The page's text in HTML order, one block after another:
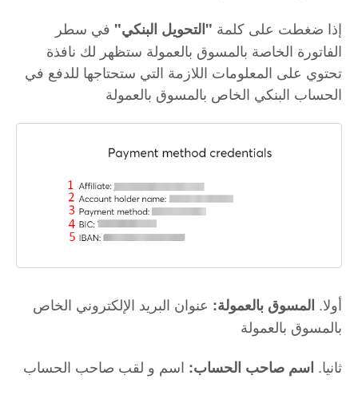
إذا ضغطت على كلمة "التحويل البنكي" في سطر
الفاتورة الخاصة بالمسوق بالعمولة ستظهر لك نافذة
تحتوي على المعلومات اللازمة التي ستحتاجها للدفع في
الحساب البنكي الخاص بالمسوق بالعمولة
أولا. المسوق بالعمولة: عنوان البريد الإلكتروني الخاص
بالمسوق بالعمولة
ثانيا. اسم صاحب الحساب: اسم و لقب صاحب الحساب